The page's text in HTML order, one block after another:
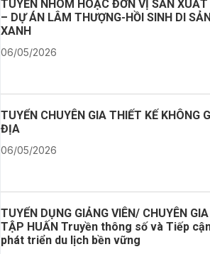
TUYỂN NHÓM HOẶC ĐƠN VỊ SẢN
– DỰ ÁN LÂM THƯỢNG-HỒI SINH DI
XANH
06/05/2026
TUYỂN CHUYÊN GIA THIẾT KẾ KHÔNG
ĐỊA
06/05/2026
TUYỂN DỤNG GIẢNG VIÊN/ CHUYÊN
TẬP HUẤN Truyền thông số và Tiếp
phát triển du lịch bền vững